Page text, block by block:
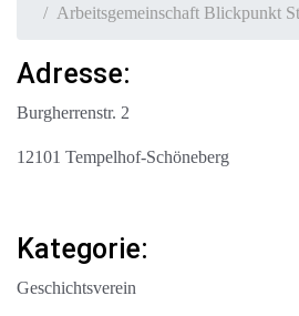
Arbeitsgemeinschaft Blickpunkt
Adresse:
Burgherrenstr. 2
12101 Tempelhof-Schöneberg
Kategorie:
Geschichtsverein